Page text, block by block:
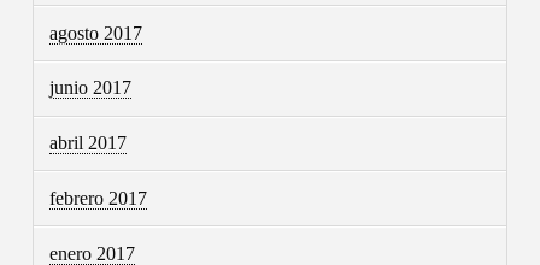
agosto 2017
junio 2017
abril 2017
febrero 2017
enero 2017